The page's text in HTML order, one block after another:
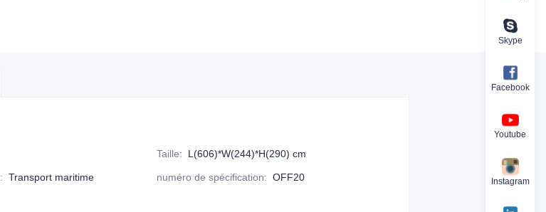
Taille: L(606)*W(244)*H(290) cm
: Transport maritime numéro de spécification: OFF20
Skype
Facebook
Youtube
Instagram